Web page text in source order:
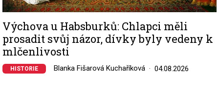
Výchova u Habsburků: Chlapci měli
prosadit svůj názor, dívky byly vedeny k
mlčenlivosti
HISTORIE Blanka Fišarová Kuchaříková 04.08.2026